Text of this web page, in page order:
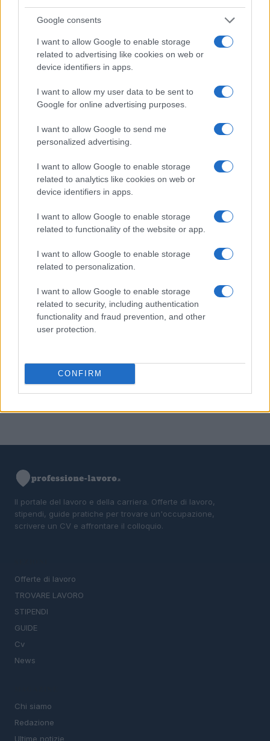
Google consents
I want to allow Google to enable storage
related to advertising like cookies on web or
device identifiers in apps.
I want to allow my user data to be sent to
Google for online advertising purposes.
I want to allow Google to send me
personalized advertising.
I want to allow Google to enable storage
related to analytics like cookies on web or
device identifiers in apps.
I want to allow Google to enable storage
related to functionality of the website or app.
I want to allow Google to enable storage
related to personalization.
I want to allow Google to enable storage
related to security, including authentication
functionality and fraud prevention, and other
user protection.
CONFIRM
Lavoro digitale: il governo introduce nuove regole per
proteggere i lavoratori delle piattaforme
anticipazioni
Controlli nel settore turistico-alberghiero: dati
La candidatura di Irsina per Capitale Italiana della
Cultura 2029
Autorità di Bacino Po ad Ecomondo, focus su acqua e
territorio
Il portale del lavoro e della carriera. Offerte di lavoro,
stipendi, guide pratiche per trovare un'occupazione,
scrivere un CV e affrontare il colloquio.
Offerte di lavoro
TROVARE LAVORO
STIPENDI
GUIDE
Cv
News
Chi siamo
Redazione
Ultime notizie